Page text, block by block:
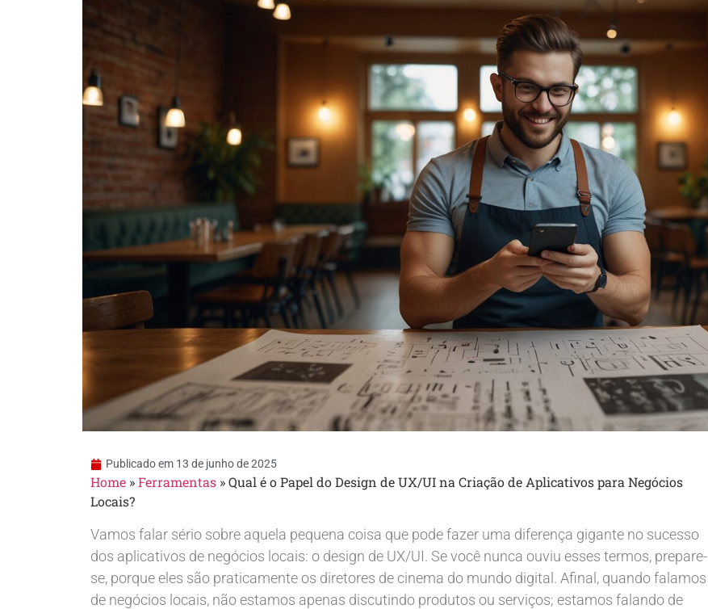
Publicado em 13 de junho de 2025
Home »Ferramentas »Qual é o Papel do Design de UX/UI na Criação de Aplicativos para Negócios
Locais?
Vamos falar sério sobre aquela pequena coisa que pode fazer uma diferença gigante no sucesso
dos aplicativos de negócios locais: o design de UX/UI. Se você nunca ouviu esses termos, prepare-
se, porque eles são praticamente os diretores de cinema do mundo digital. Afinal, quando falamos
de negócios locais, não estamos apenas discutindo produtos ou serviços; estamos falando de